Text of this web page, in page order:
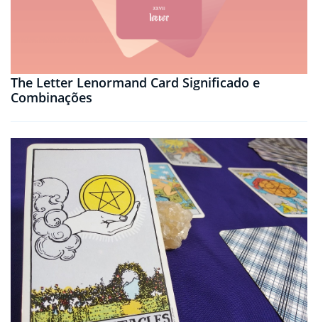
The Letter Lenormand Card Significado e
Combinações